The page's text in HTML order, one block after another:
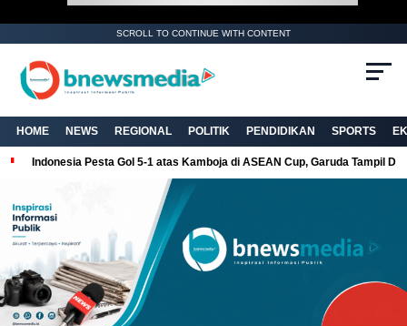
SCROLL TO CONTINUE WITH CONTENT
HOME NEWS REGIONAL POLITIK PENDIDIKAN SPORTS
Indonesia Pesta Gol 5-1 atas Kamboja di ASEAN Cup, Garuda Tampil